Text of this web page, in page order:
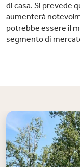
di casa. Si prevede
aumenterà
potrebbe essere il
segmento di